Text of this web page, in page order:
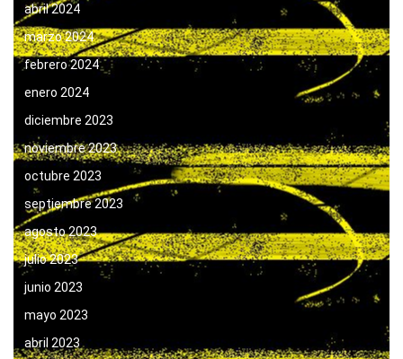
abril 2024
marzo 2024
febrero 2024
enero 2024
diciembre 2023
noviembre 2023
octubre 2023
septiembre 2023
agosto 2023
julio 2023
junio 2023
mayo 2023
abril 2023